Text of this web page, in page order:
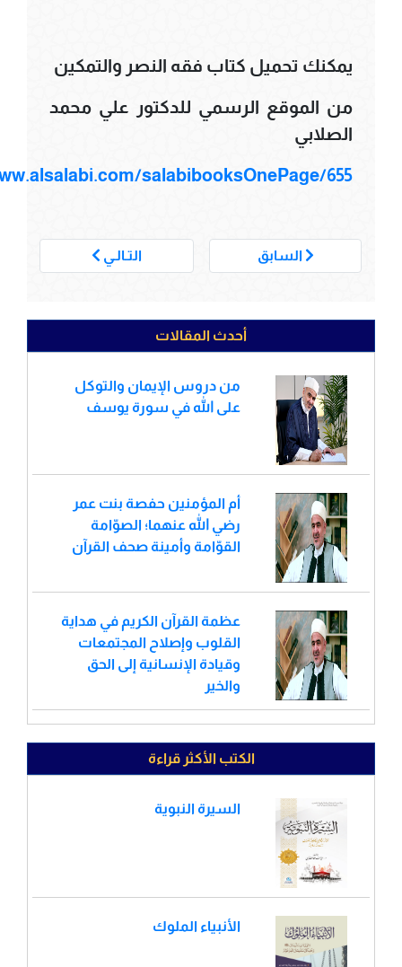
يمكنك تحميل كتاب فقه النصر والتمكين
من الموقع الرسمي للدكتور علي محمد
الصلابي
salabibooksOnePage/655
السابق التـالـي
أحدث المقالات
من دروس الإيمان والتوكل
على الله في سورة يوسف
أم المؤمنين حفصة بنت عمر
رضي الله عنهما؛ الصوّامة
القوّامة وأمينة صحف القرآن
عظمة القرآن الكريم في هداية
القلوب وإصلاح المجتمعات
وقيادة الإنسانية إلى الحق
والخير
الكتب الأكثر قراءة
السيرة النبوية
الأنبياء الملوك